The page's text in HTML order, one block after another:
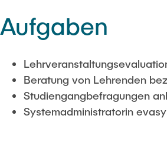
Aufgaben
Beratung von Lehrenden
Studiengangbefragungen
Systemadministratorin